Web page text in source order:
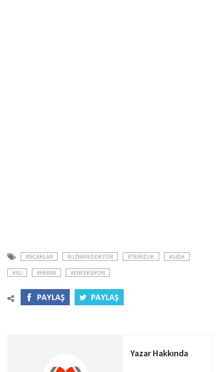
#SICAKLAR #UZMAN DOKTOR #TEMIZLIK #GIDA
#SU #HEKIM #ENFEKSIYON
Yazar Hakkında